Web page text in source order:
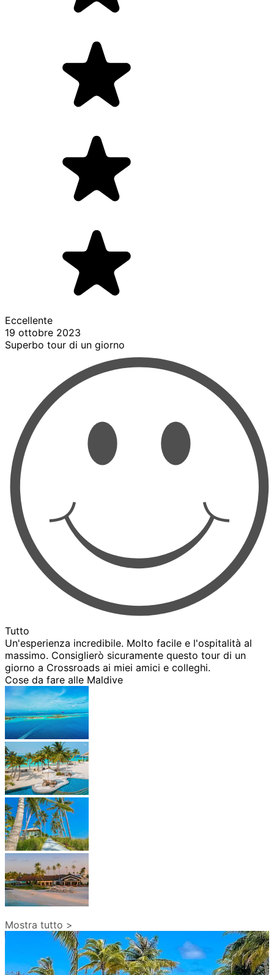
Eccellente
19 ottobre 2023
Superbo tour di un giorno
Tutto
Un'esperienza incredibile. Molto facile e l'ospitalità al
massimo. Consiglierò sicuramente questo tour di un
giorno a Crossroads ai miei amici e colleghi.
Cose da fare alle Maldive
Mostra tutto >